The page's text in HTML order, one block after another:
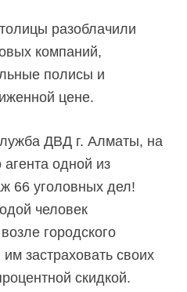
разоблачили
компаний,
полисы и
цене.
ДВД г. Алматы, на
агента одной из
66 уголовных дел!
человек
городского
застраховать своих
скидкой.